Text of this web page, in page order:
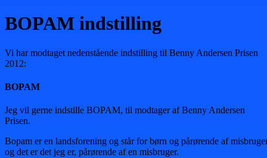
BOPAM indstilling
Vi har modtaget nedenstående indstilling til Benny Andersen Prisen
2012:
BOPAM
Jeg vil gerne indstille BOPAM, til modtager af Benny Andersen
Prisen.
Bopam er en landsforening og står for børn og pårørende af
og det er det jeg er, pårørende af en misbruger.